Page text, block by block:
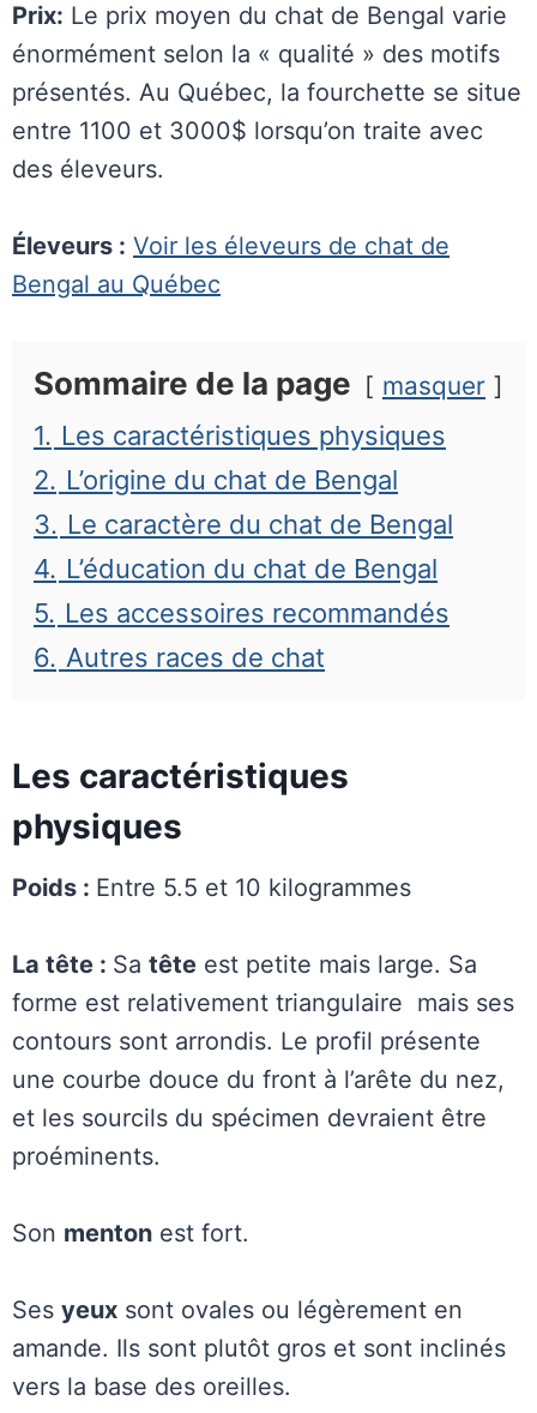
Prix: Le prix moyen du chat de Bengal varie
énormément selon la « qualité » des motifs
présentés. Au Québec, la fourchette se situe
entre 1100 et 3000$ lorsqu’on traite avec
des éleveurs.
Éleveurs : Voir les éleveurs de chat de
Bengal au Québec
Sommaire de la page masquer
1. Les caractéristiques physiques
2. L’origine du chat de Bengal
3. Le caractère du chat de Bengal
4. L’éducation du chat de Bengal
5. Les accessoires recommandés
6. Autres races de chat
Les caractéristiques
physiques
Poids : Entre 5.5 et 10 kilogrammes
La tête : Sa tête est petite mais large. Sa
forme est relativement triangulaire mais ses
contours sont arrondis. Le profil présente
une courbe douce du front à l’arête du nez,
et les sourcils du spécimen devraient être
proéminents.
Son menton est fort.
Ses yeux sont ovales ou légèrement en
amande. Ils sont plutôt gros et sont inclinés
vers la base des oreilles.